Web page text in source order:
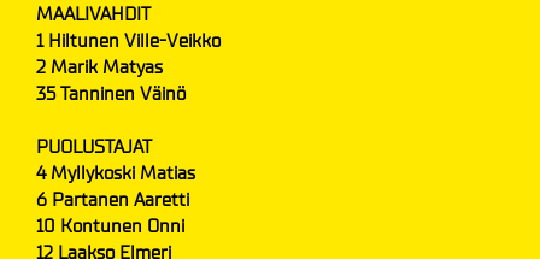
MAALIVAHDIT
1 Hiltunen Ville-Veikko
2 Marik Matyas
35 Tanninen Väinö
PUOLUSTAJAT
4 Myllykoski Matias
6 Partanen Aaretti
10 Kontunen Onni
12 Laakso Elmeri